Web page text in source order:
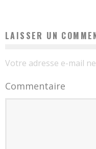
LAISSER UN
Votre adresse e-mail
Commentaire